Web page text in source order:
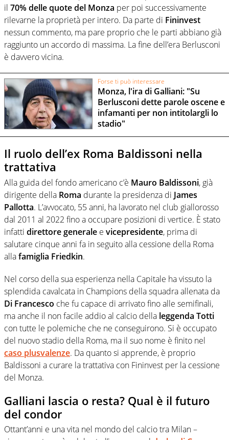
il 70% delle quote del Monza per poi successivamente
rilevarne la proprietà per intero. Da parte di Fininvest
nessun commento, ma pare proprio che le parti abbiano già
raggiunto un accordo di massima. La fine dell’era Berlusconi
è davvero vicina.
Forse ti può interessare
Monza, l'ira di Galliani: "Su
Berlusconi dette parole oscene e
infamanti per non intitolargli lo
stadio"
Il ruolo dell’ex Roma Baldissoni nella
trattativa
Alla guida del fondo americano c’è Mauro Baldissoni, già
dirigente della Roma durante la presidenza di James
Pallotta. L’avvocato, 55 anni, ha lavorato nel club giallorosso
dal 2011 al 2022 fino a occupare posizioni di vertice. È stato
infatti direttore generale e vicepresidente, prima di
salutare cinque anni fa in seguito alla cessione della Roma
allafamiglia Friedkin.
Nel corso della sua esperienza nella Capitale ha vissuto la
splendida cavalcata in Champions della squadra allenata da
Di Francesco che fu capace di arrivato fino alle semifinali,
ma anche il non facile addio al calcio della leggenda Totti
con tutte le polemiche che ne conseguirono. Si è occupato
del nuovo stadio della Roma, ma il suo nome è finito nel
caso plusvalenze. Da quanto si apprende, è proprio
Baldissoni a curare la trattativa con Fininvest per la cessione
del Monza.
Galliani lascia o resta? Qual è il futuro
del condor
Ottant’anni e una vita nel mondo del calcio tra Milan –